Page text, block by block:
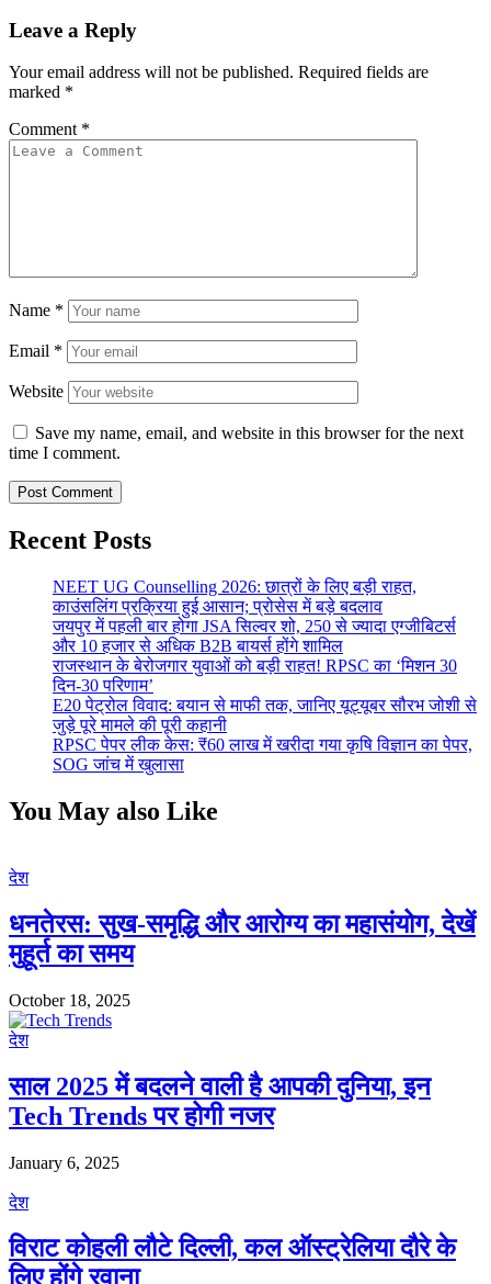
Leave a Reply
Your email address will not be published. Required fields are
marked *
Comment *
Name *
Email *
Website
Save my name, email, and website in this browser for the next
time I comment.
Recent Posts
NEET UG Counselling 2026: छात्रों के लिए बड़ी राहत,
काउंसलिंग प्रक्रिया हुई आसान; प्रोसेस में बड़े बदलाव
जयपुर में पहली बार होगा JSA सिल्वर शो, 250 से ज्यादा एग्जीबिटर्स
और 10 हजार से अधिक B2B बायर्स होंगे शामिल
राजस्थान के बेरोजगार युवाओं को बड़ी राहत! RPSC का ‘मिशन 30
दिन-30 परिणाम’
E20 पेट्रोल विवाद: बयान से माफी तक, जानिए यूट्यूबर सौरभ जोशी से
जुड़े पूरे मामले की पूरी कहानी
RPSC पेपर लीक केस: ₹60 लाख में खरीदा गया कृषि विज्ञान का पेपर,
SOG जांच में खुलासा
You May also Like
देश
धनतेरस: सुख-समृद्धि और आरोग्य का महासंयोग, देखें
मुहूर्त का समय
October 18, 2025
देश
साल 2025 में बदलने वाली है आपकी दुनिया, इन
Tech Trends पर होगी नजर
January 6, 2025
देश
विराट कोहली लौटे दिल्ली, कल ऑस्ट्रेलिया दौरे के
लिए होंगे रवाना